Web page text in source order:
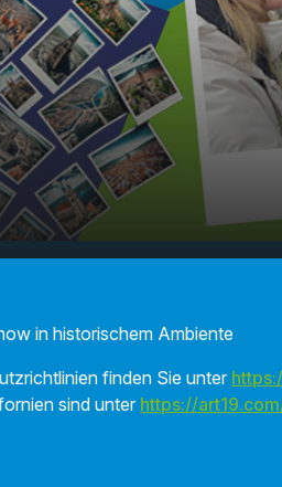
in historischem Ambiente
finden Sie unter
sind unterhttps://